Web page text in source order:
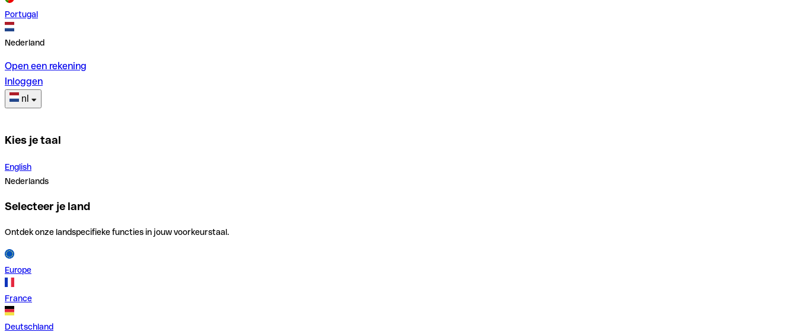
Portugal
Nederland
Open een rekening
Inloggen
nl
Kies je taal
English
Nederlands
Selecteer je land
Ontdek onze landspecifieke functies in jouw voorkeurstaal.
Europe
France
Deutschland